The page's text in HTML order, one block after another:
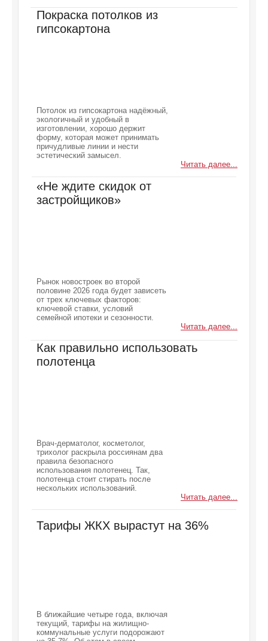
Покраска потолков из
гипсокартона
Потолок из гипсокартона надёжный,
экологичный и удобный в
изготовлении, хорошо держит
форму, которая может принимать
причудливые линии и нести
эстетический замысел.
Читать далее...
«Не ждите скидок от
застройщиков»
Рынок новостроек во второй
половине 2026 года будет зависеть
от трех ключевых факторов:
ключевой ставки, условий
семейной ипотеки и сезонности.
Читать далее...
Как правильно использовать
полотенца
Врач-дерматолог, косметолог,
трихолог раскрыла россиянам два
правила безопасного
использования полотенец. Так,
полотенца стоит стирать после
нескольких использований.
Читать далее...
Тарифы ЖКХ вырастут на 36%
В ближайшие четыре года, включая
текущий, тарифы на жилищно-
коммунальные услуги подорожают